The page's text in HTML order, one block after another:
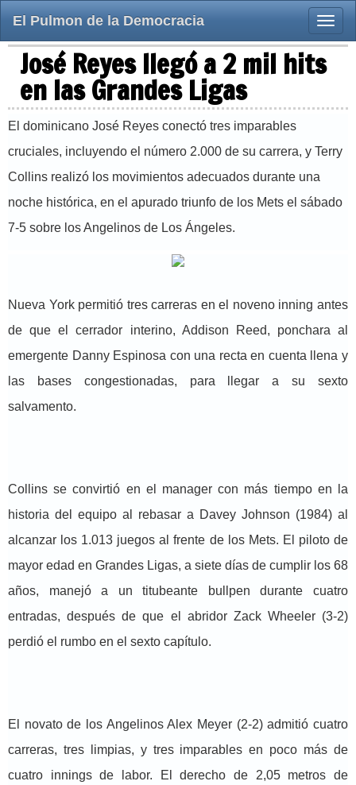
Toggle
El Pulmon de la Democracia
José Reyes llegó a 2 mil hits
en las Grandes Ligas
El dominicano José Reyes conectó tres imparables
cruciales, incluyendo el número 2.000 de su carrera, y Terry
Collins realizó los movimientos adecuados durante una
noche histórica, en el apurado triunfo de los Mets el sábado
7-5 sobre los Angelinos de Los Ángeles.
Nueva York permitió tres carreras en el noveno inning antes
de que el cerrador interino, Addison Reed, ponchara al
emergente Danny Espinosa con una recta en cuenta llena y
las bases congestionadas, para llegar a su sexto
salvamento.
Collins se convirtió en el manager con más tiempo en la
historia del equipo al rebasar a Davey Johnson (1984) al
alcanzar los 1.013 juegos al frente de los Mets. El piloto de
mayor edad en Grandes Ligas, a siete días de cumplir los 68
años, manejó a un titubeante bullpen durante cuatro
entradas, después de que el abridor Zack Wheeler (3-2)
perdió el rumbo en el sexto capítulo.
El novato de los Angelinos Alex Meyer (2-2) admitió cuatro
carreras, tres limpias, y tres imparables en poco más de
cuatro innings de labor. El derecho de 2,05 metros de